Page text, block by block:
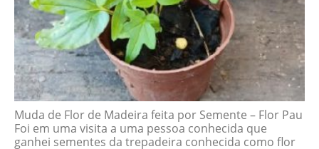
Muda de Flor de Madeira feita por Semente – Flor Pau
Foi em uma visita a uma pessoa conhecida que
ganhei sementes da trepadeira conhecida como flor